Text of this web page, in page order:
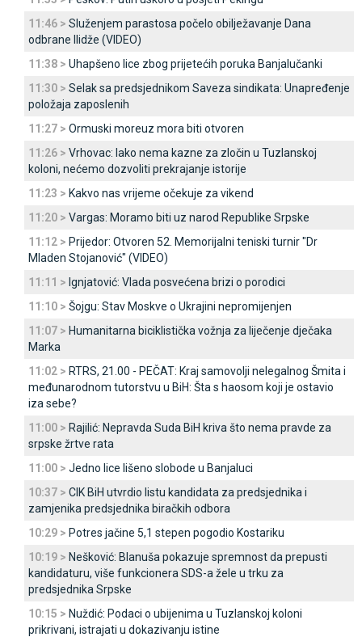
11:46 > Služenjem parastosa počelo obilježavanje Dana
odbrane Ilidže (VIDEO)
11:38 > Uhapšeno lice zbog prijetećih poruka Banjalučanki
11:30 > Selak sa predsjednikom Saveza sindikata: Unapređenje
položaja zaposlenih
11:27 > Ormuski moreuz mora biti otvoren
11:26 > Vrhovac: Iako nema kazne za zločin u Tuzlanskoj
koloni, nećemo dozvoliti prekrajanje istorije
11:23 > Kakvo nas vrijeme očekuje za vikend
11:20 > Vargas: Moramo biti uz narod Republike Srpske
11:12 > Prijedor: Otvoren 52. Memorijalni teniski turnir "Dr
Mladen Stojanović" (VIDEO)
11:11 > Ignjatović: Vlada posvećena brizi o porodici
11:10 > Šojgu: Stav Moskve o Ukrajini nepromijenjen
11:07 > Humanitarna biciklistička vožnja za liječenje dječaka
Marka
11:02 > RTRS, 21.00 - PEČAT: Kraj samovolji nelegalnog Šmita i
međunarodnom tutorstvu u BiH: Šta s haosom koji je ostavio
iza sebe?
11:00 > Rajilić: Nepravda Suda BiH kriva što nema pravde za
srpske žrtve rata
11:00 > Јedno lice lišeno slobode u Banjaluci
10:37 > CIK BiH utvrdio listu kandidata za predsjednika i
zamjenika predsjednika biračkih odbora
10:29 > Potres jačine 5,1 stepen pogodio Kostariku
10:19 > Nešković: Blanuša pokazuje spremnost da prepusti
kandidaturu, više funkcionera SDS-a žele u trku za
predsjednika Srpske
10:15 > Nuždić: Podaci o ubijenima u Tuzlanskoj koloni
prikrivani, istrajati u dokazivanju istine